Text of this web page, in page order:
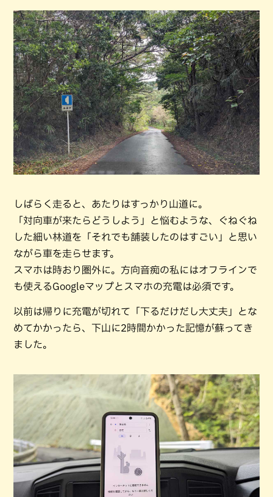
しばらく走ると、あたりはすっかり山道に。
「対向車が来たらどうしよう」と悩むような、ぐねぐね
した細い林道を「それでも舗装したのはすごい」と思い
ながら車を走らせます。
スマホは時おり圏外に。方向音痴の私にはオフラインで
も使えるGoogleマップとスマホの充電は必須です。
以前は帰りに充電が切れて「下るだけだし大丈夫」とな
めてかかったら、下山に2時間かかった記憶が蘇ってき
ました。